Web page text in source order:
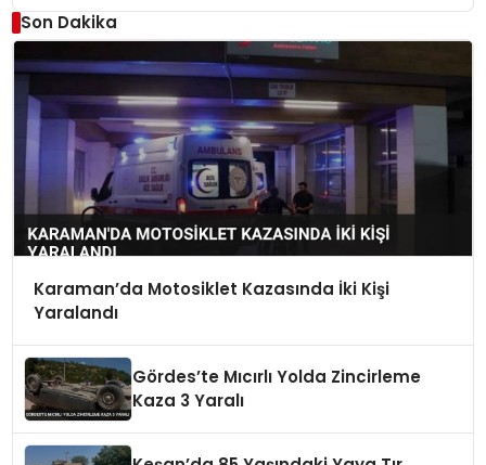
Son Dakika
Karaman’da Motosiklet Kazasında İki Kişi
Yaralandı
Gördes’te Mıcırlı Yolda Zincirleme
Kaza 3 Yaralı